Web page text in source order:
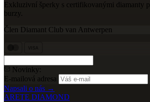
Exkluzivní šperky s certifikovanými diamanty
burzy.
Člen Diamant Club van Antwerpen
Novinky:
E-mailová adresa
Napsali o nás →
ARETE DIAMOND